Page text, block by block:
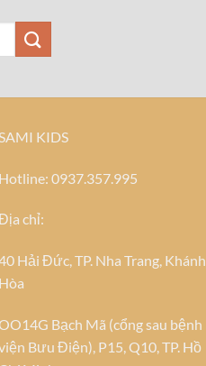
SAMI KIDS
Hotline: 0937.357.995
chỉ:
Hải Đức, TP. Nha Trang, Khánh
Hòa
Bạch Mã (cổng sau bệnh
Bưu Điện), P15, Q10, TP. Hồ